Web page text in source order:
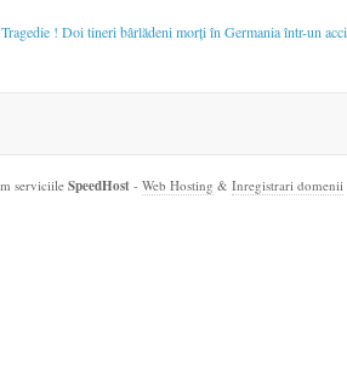
Tragedie ! Doi tineri bârlădeni morţi în Germania într-un
serviciile SpeedHost - Web Hosting & Inregistrari domenii